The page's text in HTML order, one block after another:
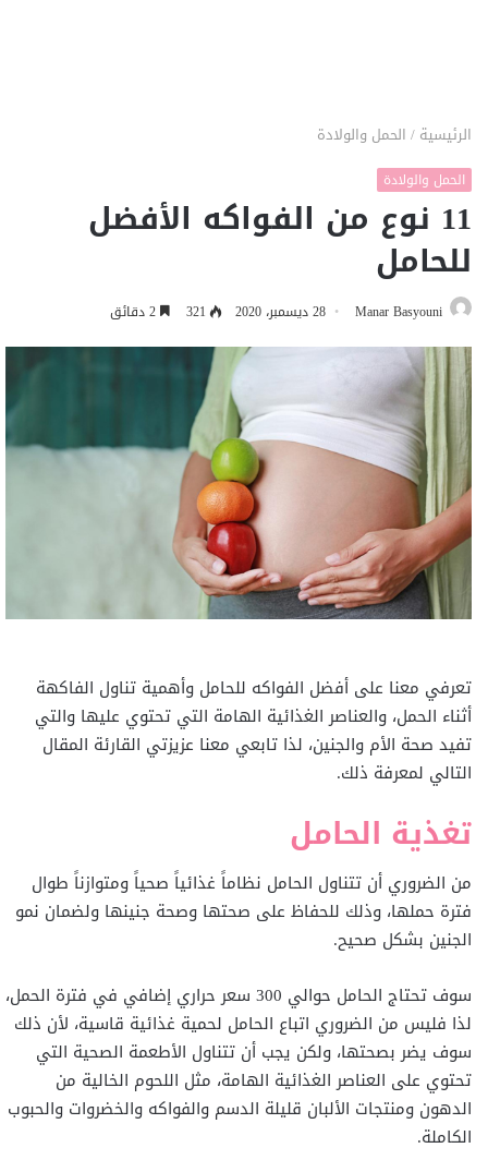
الرئيسية / الحمل والولادة
الحمل والولادة
11 نوع من الفواكه الأفضل
للحامل
Manar Basyouni 28 ديسمبر، 2020 321
تعرفي معنا على أفضل الفواكه للحامل وأهمية تناول الفاكهة
أثناء الحمل، والعناصر الغذائية الهامة التي تحتوي عليها والتي
تفيد صحة الأم والجنين، لذا تابعي معنا عزيزتي القارئة المقال
التالي لمعرفة ذلك.
تغذية الحامل
من الضروري أن تتناول الحامل نظاماً غذائياً صحياً ومتوازناً طوال
فترة حملها، وذلك للحفاظ على صحتها وصحة جنينها ولضمان نمو
الجنين بشكل صحيح.
سوف تحتاج الحامل حوالي 300 سعر حراري إضافي في فترة الحمل،
لذا فليس من الضروري اتباع الحامل لحمية غذائية قاسية، لأن ذلك
سوف يضر بصحتها، ولكن يجب أن تتناول الأطعمة الصحية التي
تحتوي على العناصر الغذائية الهامة، مثل اللحوم الخالية من
الدهون ومنتجات الألبان قليلة الدسم والفواكه والخضروات والحبوب
الكاملة.